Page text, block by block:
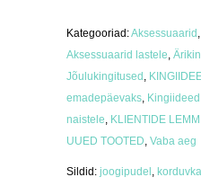
ml
kogus
Kategooriad:Aksessuaarid ,
Aksessuaarid lastele,
Jõulukingitused ,
emadepäevaks,
naistele, KLIENTIDE
UUED TOOTED, Vaba aeg
Sildid: joogipudel ,